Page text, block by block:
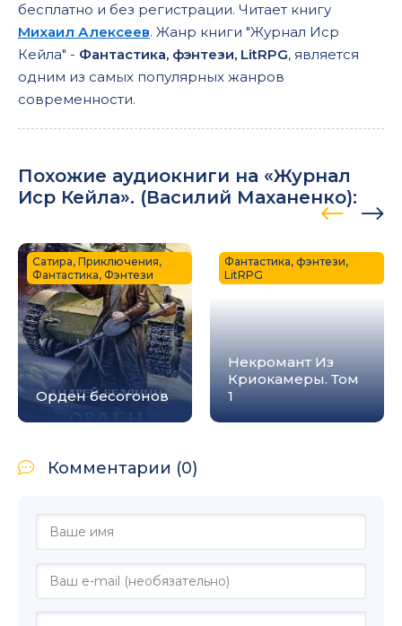
бесплатно и без регистрации. Читает книгу
Михаил Алексеев. Жанр книги "Журнал Иср
Кейла" - Фантастика, фэнтези, LitRPG, является
одним из самых популярных жанров
современности.
Похожие аудиокниги на «Журнал
Иср Кейла». (Василий Маханенко):
Орден бесогонов
Сатира, Приключения,
Фантастика, Фэнтези
Некромант Из
Криокамеры. Том
1
Фантастика, фэнтези,
LitRPG
Комментарии (0)